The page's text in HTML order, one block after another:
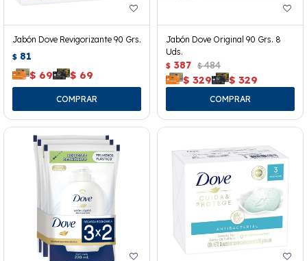
Jabón Dove Revigorizante 90 Grs.
$ 81
$ 69 $ 69
Jabón Dove Original 90 Grs. 8
Uds.
$ 387 $ 484
$ 329 $ 329